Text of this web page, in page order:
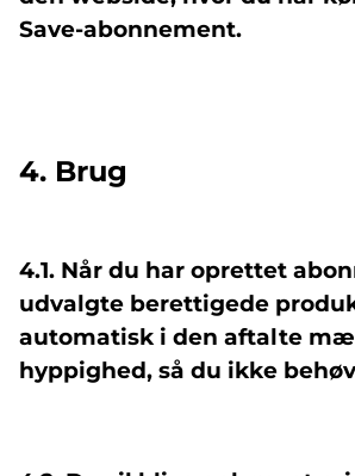
Save-abonnement.
4. Brug
4.1. Når du har oprettet
udvalgte berettigede
automatisk i den aftalte
hyppighed, så du ikke